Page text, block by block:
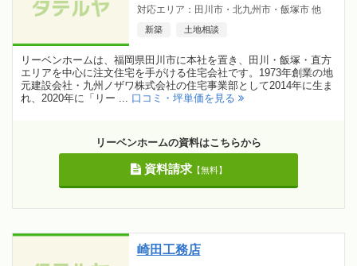
対応エリア：田川市・北九州市・飯塚市 他
新築 土地相談
リーベンホームは、福岡県田川市に本社を置き、田川・飯塚・直方
エリアを中心に注文住宅を手がける住宅会社です。1973年創業の地
元建設会社・九州ノザワ株式会社の住宅事業部として2014年に生ま
れ、2020年に「リー ... 口コミ・坪単価を見る
リーベンホームの資料はこちらから
資料請求【無料】
崎田工務店